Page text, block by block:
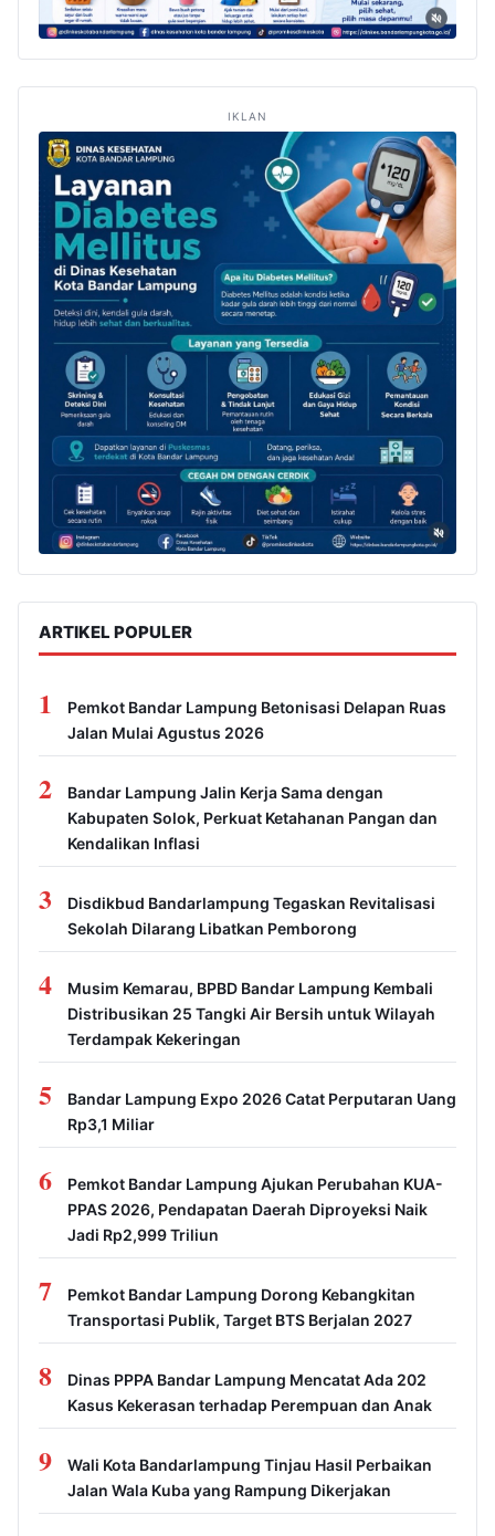
IKLAN
ARTIKEL POPULER
1
Pemkot Bandar Lampung Betonisasi Delapan Ruas
Jalan Mulai Agustus 2026
2
Bandar Lampung Jalin Kerja Sama dengan
Kabupaten Solok, Perkuat Ketahanan Pangan dan
Kendalikan Inflasi
3
Disdikbud Bandarlampung Tegaskan Revitalisasi
Sekolah Dilarang Libatkan Pemborong
4
Musim Kemarau, BPBD Bandar Lampung Kembali
Distribusikan 25 Tangki Air Bersih untuk Wilayah
Terdampak Kekeringan
5
Bandar Lampung Expo 2026 Catat Perputaran Uang
Rp3,1 Miliar
6
Pemkot Bandar Lampung Ajukan Perubahan KUA-
PPAS 2026, Pendapatan Daerah Diproyeksi Naik
Jadi Rp2,999 Triliun
7
Pemkot Bandar Lampung Dorong Kebangkitan
Transportasi Publik, Target BTS Berjalan 2027
8
Dinas PPPA Bandar Lampung Mencatat Ada 202
Kasus Kekerasan terhadap Perempuan dan Anak
9
Wali Kota Bandarlampung Tinjau Hasil Perbaikan
Jalan Wala Kuba yang Rampung Dikerjakan